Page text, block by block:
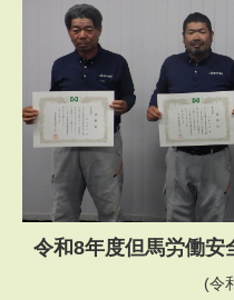
令和8年度但馬労働安
(令